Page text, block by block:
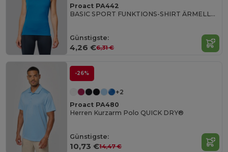
Proact PA442
BASIC SPORT FUNKTIONS-SHIRT ÄRMELLOS
Günstigste:
4,26 €6,31 €
-26%
+2
Proact PA480
Herren Kurzarm Polo QUICK DRY®
Günstigste:
10,73 €14,47 €